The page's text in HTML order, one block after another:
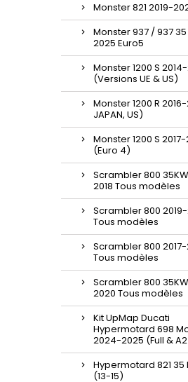
Monster 821 2019-
Monster 937 / 937
2025 Euro5
Monster 1200 S 2014-
(Versions UE & US)
Monster 1200 R 2016-
JAPAN, US)
Monster 1200 S
(Euro 4)
Scrambler 800
2018 Tous modèles
Scrambler 800
Tous modèles
Scrambler 800 2017-
Tous modèles
Scrambler 800
2020 Tous modèles
Kit UpMap Ducati
Hypermotard 698
2024-2025 (Full &
Hypermotard 821 35
(13-15)